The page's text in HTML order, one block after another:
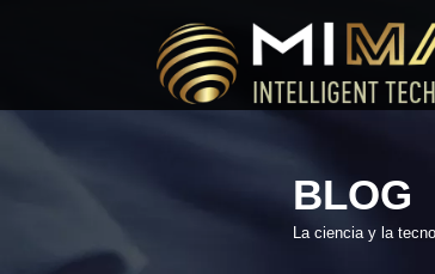
BLOG
La ciencia y la